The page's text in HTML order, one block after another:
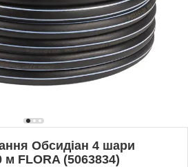
Обсидіан 4 шари
м FLORA (5063834)